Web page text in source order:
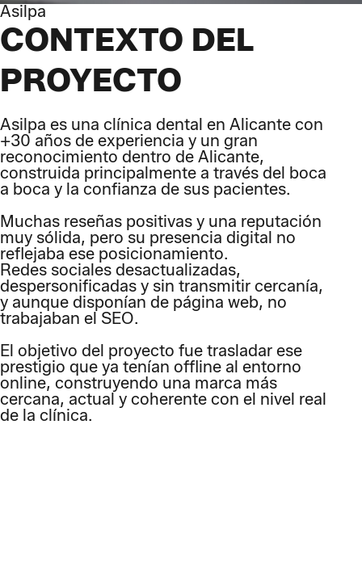
Asilpa
CONTEXTO DEL
PROYECTO
Asilpa es una clínica dental en Alicante con
+30 años de experiencia y un gran
reconocimiento dentro de Alicante,
construida principalmente a través del boca
a boca y la confianza de sus pacientes.
Muchas reseñas positivas y una reputación
muy sólida, pero su presencia digital no
reflejaba ese posicionamiento.
Redes sociales desactualizadas,
despersonificadas y sin transmitir cercanía,
y aunque disponían de página web, no
trabajaban el SEO.
El objetivo del proyecto fue trasladar ese
prestigio que ya tenían offline al entorno
online, construyendo una marca más
cercana, actual y coherente con el nivel real
de la clínica.